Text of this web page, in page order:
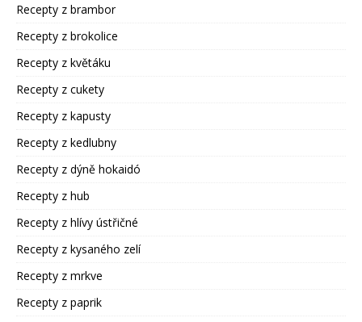
Recepty z brambor
Recepty z brokolice
Recepty z květáku
Recepty z cukety
Recepty z kapusty
Recepty z kedlubny
Recepty z dýně hokaidó
Recepty z hub
Recepty z hlívy ústřičné
Recepty z kysaného zelí
Recepty z mrkve
Recepty z paprik